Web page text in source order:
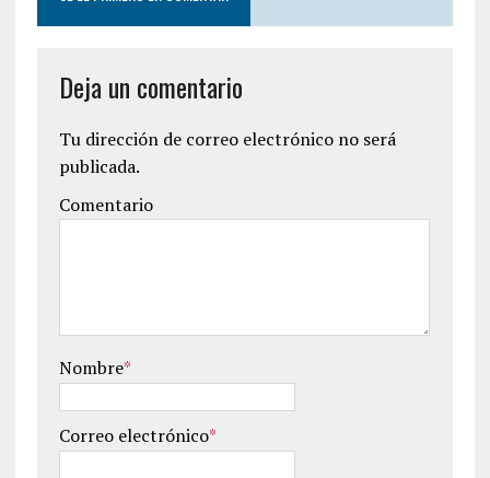
Deja un comentario
Tu dirección de correo electrónico no será
publicada.
Comentario
Nombre*
Correo electrónico*